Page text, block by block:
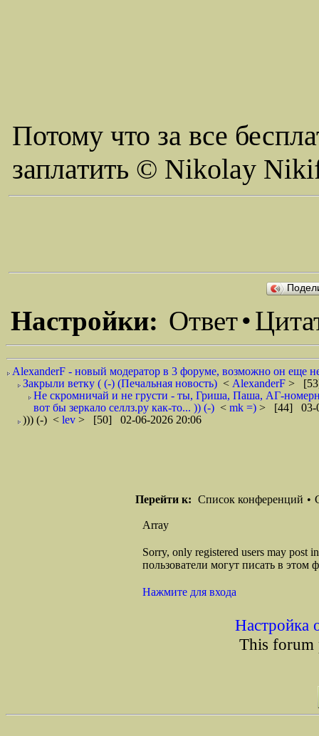
Потому что за все
заплатить © Nikolay
Настройки: Ответ•
AlexanderF - новый модератор в 3 форуме, возможно он еще
Закрыли ветку ( (-) (Печальная новость) < AlexanderF >
Не скромничай и не грусти - ты, Гриша, Паша, АГ-
вот бы зеркало селлз.ру как-то... )) (-) < mk =) > [44] 03-
))) (-) < lev > [50] 02-06-2026 20:06
Перейти к: Список конференций •
Array
Sorry, only registered users may post
пользователи могут писать в этом
Нажмите для входа
Настройка
This